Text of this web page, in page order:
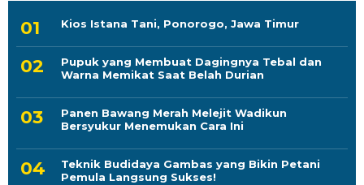
Kios Istana Tani, Ponorogo, Jawa Timur
Pupuk yang Membuat Dagingnya Tebal dan
Warna Memikat Saat Belah Durian
Panen Bawang Merah Melejit Wadikun
Bersyukur Menemukan Cara Ini
Teknik Budidaya Gambas yang Bikin Petani
Pemula Langsung Sukses!